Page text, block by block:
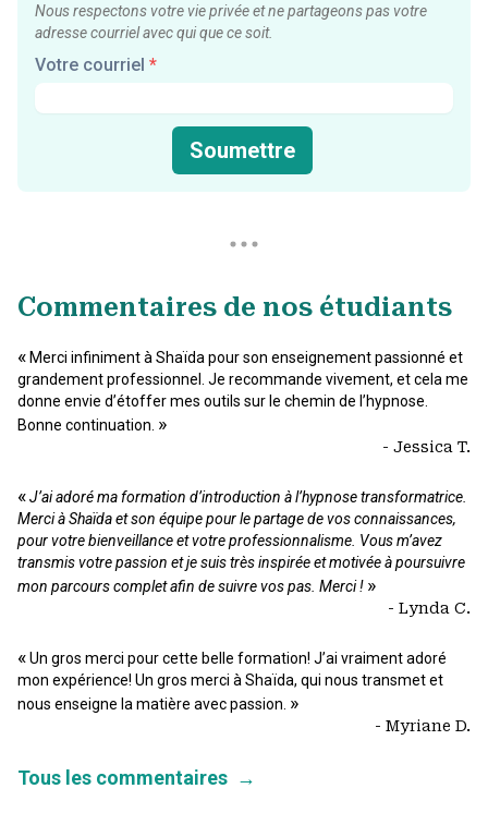
Nous respectons votre vie privée et ne partageons pas votre
adresse courriel avec qui que ce soit.
Votre courriel *
Soumettre
Commentaires de nos étudiants
« Merci infiniment à Shaïda pour son enseignement passionné et
grandement professionnel. Je recommande vivement, et cela me
donne envie d’étoffer mes outils sur le chemin de l’hypnose.
Bonne continuation. »
- Jessica T.
«J’ai adoré ma formation d’introduction à l’hypnose transformatrice.
Merci à Shaïda et son équipe pour le partage de vos connaissances,
pour votre bienveillance et votre professionnalisme. Vous m’avez
transmis votre passion et je suis très inspirée et motivée à poursuivre
mon parcours complet afin de suivre vos pas. Merci ! »
- Lynda C.
«Un gros merci pour cette belle formation! J’ai vraiment adoré
mon expérience! Un gros merci à Shaïda, qui nous transmet et
nous enseigne la matière avec passion. »
- Myriane D.
Tous les commentaires →